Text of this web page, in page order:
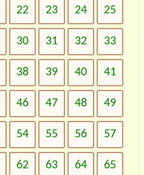
22 23 24 25
30 31 32 33
38 39 40 41
46 47 48 49
54 55 56 57
62 63 64 65